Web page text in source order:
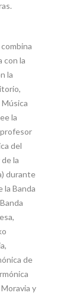
combina
con la
la
la
del
la
durante
la Banda
de
y